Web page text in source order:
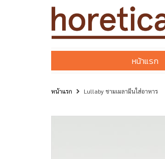
หน้าแรก
หน้าแรก Lullaby ชามเมลามีนใส่อาหาร